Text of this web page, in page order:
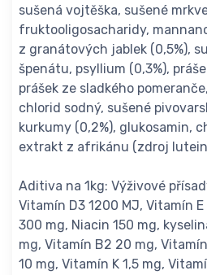
sušená vojtěška, sušené
fruktooligosacharidy,
z granátových jablek (0,5%),
špenátu, psyllium (0,3%),
prášek ze sladkého
chlorid sodný, sušené
kurkumy (0,2%), glukosamin,
extrakt z afrikánu (zdroj
Aditiva na 1kg: Výživové
Vitamín D3 1200 MJ, Vitamín
300 mg, Niacin 150 mg,
mg, Vitamín B2 20 mg,
10 mg, Vitamín K 1,5 mg,